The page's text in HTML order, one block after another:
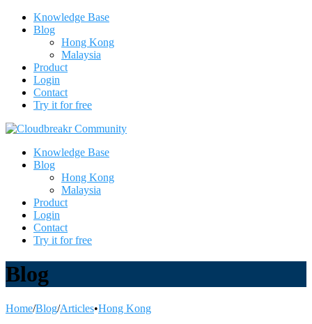
Knowledge Base
Blog
Hong Kong
Malaysia
Product
Login
Contact
Try it for free
Knowledge Base
Blog
Hong Kong
Malaysia
Product
Login
Contact
Try it for free
Blog
Home/Blog/Articles•Hong Kong